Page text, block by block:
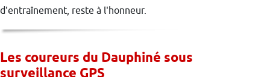
d'entraînement, reste à l'honneur.
Les coureurs du Dauphiné sous